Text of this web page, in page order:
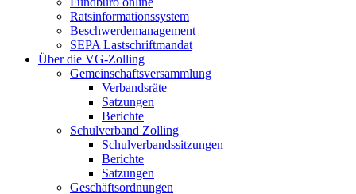
Ratsinformationssystem
Beschwerdemanagement
SEPA Lastschriftmandat
Über die VG-Zolling
Gemeinschaftsversammlung
Verbandsräte
Satzungen
Berichte
Schulverband Zolling
Schulverbandssitzungen
Berichte
Satzungen
Geschäftsordnungen